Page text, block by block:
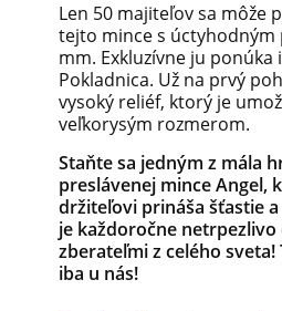
Len 50 majiteľov sa môže
tejto mince s
mm. Exkluzívne ju ponúka
Pokladnica. Už na prvý
vysoký reliéf, ktorý je
veľkorysým rozmerom.
Staňte sa jedným z mála
preslávenej mince Angel,
držiteľovi prináša šťastie
je každoročne netrpezlivo
zberateľmi z celého sveta!
iba u nás!